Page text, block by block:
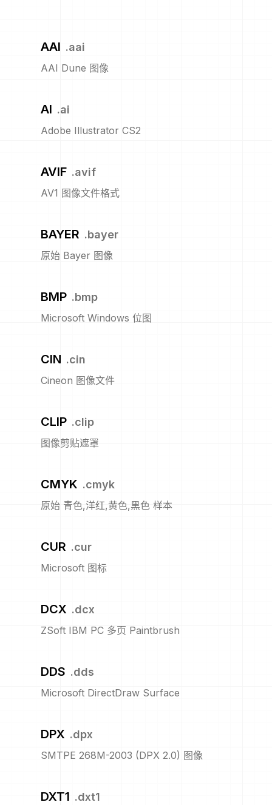
AAI .aai
AAI Dune 图像
AI .ai
Adobe Illustrator CS2
AVIF .avif
AV1 图像文件格式
BAYER .bayer
原始 Bayer 图像
BMP .bmp
Microsoft Windows 位图
CIN .cin
Cineon 图像文件
CLIP .clip
图像剪贴遮罩
CMYK .cmyk
原始 青色,洋红,黄色,黑色 样本
CUR .cur
Microsoft 图标
DCX .dcx
ZSoft IBM PC 多页 Paintbrush
DDS .dds
Microsoft DirectDraw Surface
DPX .dpx
SMTPE 268M-2003 (DPX 2.0) 图像
DXT1 .dxt1